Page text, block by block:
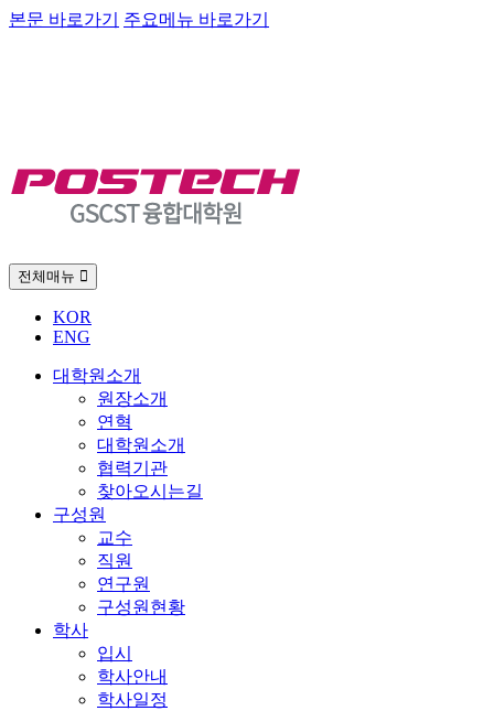
본문 바로가기 주요메뉴 바로가기
전체매뉴
KOR
ENG
대학원소개
원장소개
연혁
대학원소개
협력기관
찾아오시는길
구성원
교수
직원
연구원
구성원현황
학사
입시
학사안내
학사일정